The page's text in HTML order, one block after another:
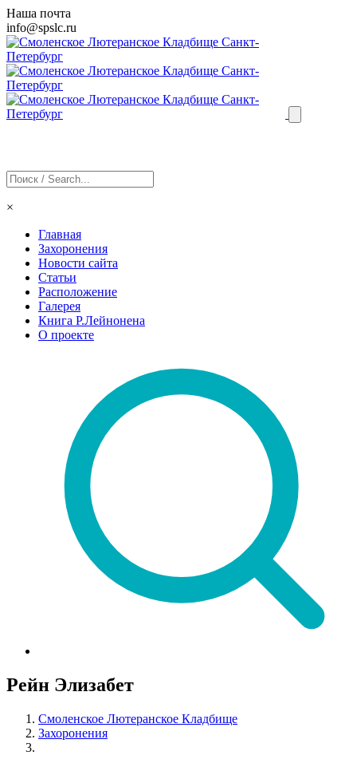
Наша почта
info@spslc.ru
×
Главная
Захоронения
Новости сайта
Статьи
Расположение
Галерея
Книга Р.Лейнонена
О проекте
Рейн Элизабет
Смоленское Лютеранское Кладбище
Захоронения